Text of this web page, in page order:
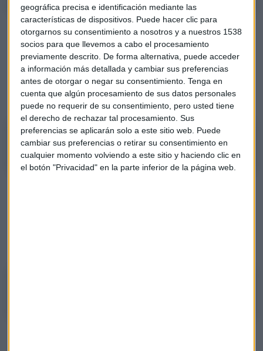
geográfica precisa e identificación mediante las
características de dispositivos. Puede hacer clic para
otorgarnos su consentimiento a nosotros y a nuestros 1538
socios para que llevemos a cabo el procesamiento
previamente descrito. De forma alternativa, puede acceder
a información más detallada y cambiar sus preferencias
antes de otorgar o negar su consentimiento. Tenga en
cuenta que algún procesamiento de sus datos personales
puede no requerir de su consentimiento, pero usted tiene
el derecho de rechazar tal procesamiento. Sus
preferencias se aplicarán solo a este sitio web. Puede
cambiar sus preferencias o retirar su consentimiento en
cualquier momento volviendo a este sitio y haciendo clic en
el botón "Privacidad" en la parte inferior de la página web.
Para las próximas sesiones, Iturralde espera "movimientos
laterales" en España y pide que "se olviden de los grandes".
Uno de los valores más destacados en el selectivo español
se trata de IAG. "Tiene pinta de seguir subiendo y es lo
terrible", añade Iturralde.
Iturralde: "IAG tiene pinta de seguir subiendo y es lo terrible"